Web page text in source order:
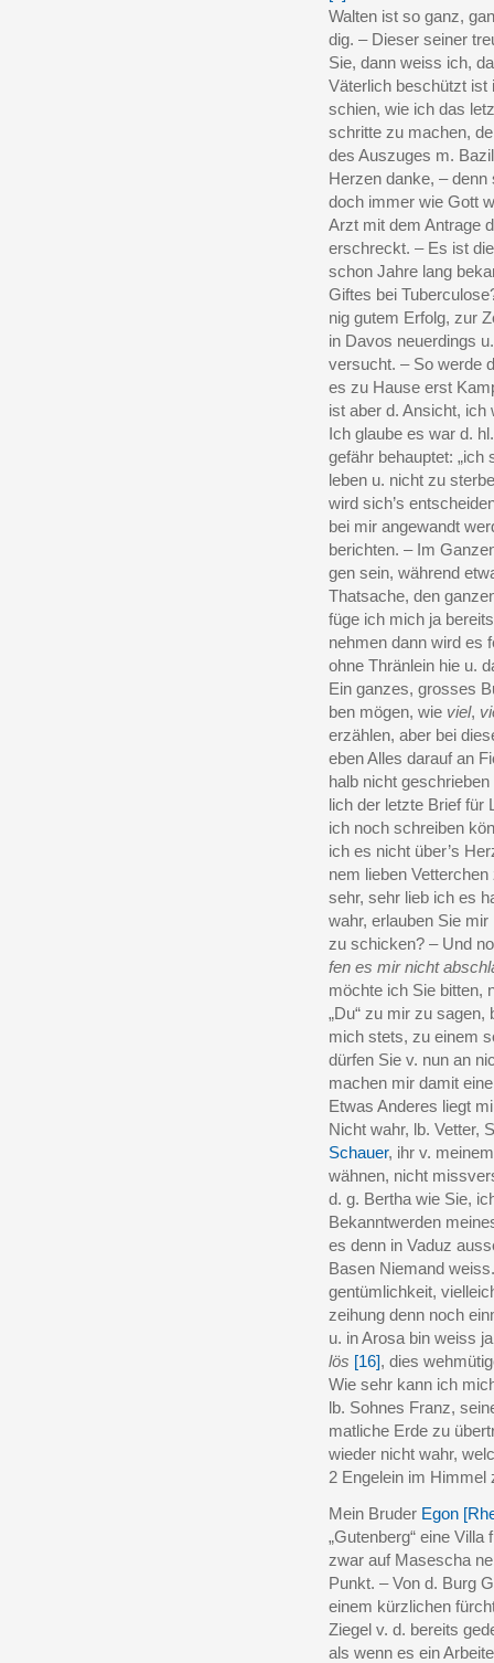
Walten ist so ganz,
dig. – Dieser seiner
Sie, dann weiss ich,
Väterlich beschützt ist
schien, wie ich das
schritte zu machen,
des Auszuges m.
Herzen danke, –
doch immer wie Gott
Arzt mit dem Antrage
erschreckt. – Es ist
schon Jahre lang
Giftes bei
nig gutem Erfolg, zur
in Davos neuerdings
versucht. – So werde
es zu Hause erst
ist aber d. Ansicht, ich
Ich glaube es war d.
gefähr behauptet:
leben u. nicht zu
wird sich’s
bei mir angewandt
berichten. – Im
gen sein, während
Thatsache, den
füge ich mich ja
nehmen dann wird es
ohne Thränlein hie u.
Ein ganzes, grosses
ben mögen, wie viel,
erzählen, aber bei
eben Alles darauf an
halb nicht
lich der letzte Brief für
ich noch schreiben
ich es nicht über’s
nem lieben
sehr, sehr lieb ich es
wahr, erlauben Sie
zu schicken? – Und
fen es mir nicht
möchte ich Sie bitten,
„Du“ zu mir zu sagen,
mich stets, zu einem
dürfen Sie v. nun an
machen mir damit
Etwas Anderes liegt
Nicht wahr, lb. Vetter,
Schauer, ihr v.
wähnen, nicht
d. g. Bertha wie Sie,
Bekanntwerden
es denn in Vaduz
Basen Niemand
gentümlichkeit,
zeihung denn noch
u. in Arosa bin weiss
lös [16], dies
Wie sehr kann ich
lb. Sohnes Franz,
matliche Erde zu
wieder nicht wahr,
2 Engelein im Himmel
Mein Bruder Egon
„Gutenberg“ eine
zwar auf Masescha
Punkt. – Von d. Burg
einem kürzlichen
Ziegel v. d. bereits
als wenn es ein